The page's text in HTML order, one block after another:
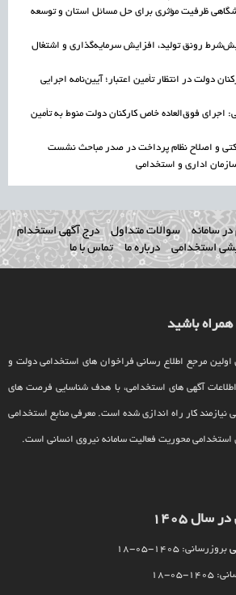
ظرفیت مؤثری برای حل مسائل استان و توسعه
صحیح اصل ۴۴؛ پیش‌شرط رونق تولید، افزایش سرمایه‌گذاری و اشتغال
دولت در انتظار تأمین اعتبار؛ آیین‌نامه اجرایی
اجرای فوق‌العاده خاص کارکنان دولت منوط به تأمین
و اصلاح نظام پرداخت در صدر مباحث نشست
اداری و استخدامی
در سامانه سوالات متداول
درج آگهی استخدام
استخدامی
درباره ما تماس با ما
همراه باشید
اولین مرجع اطلاع رسانی فراخوان های استخدامی دولت و
آگهی های استخدامی، با هدف شناسایی فرصت های
نیازمند کار راه اندازی شده است. معرفی منابع استخدامی
استخدامی محوریت فعالیت سامانه نیروی انسانی است.
1405
بروزرسانی: 1405-05-18
05-18